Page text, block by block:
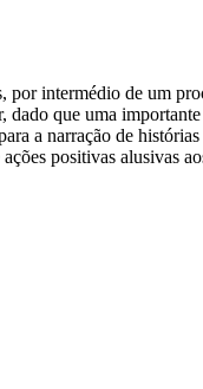
por intermédio de um
dado que uma
a narração de
positivas alusivas